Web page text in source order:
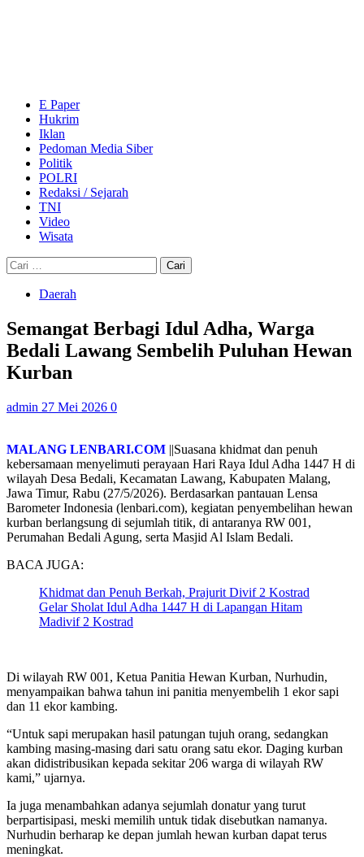
E Paper
Hukrim
Iklan
Pedoman Media Siber
Politik
POLRI
Redaksi / Sejarah
TNI
Video
Wisata
Cari
untuk:
Daerah
Semangat Berbagi Idul Adha, Warga
Bedali Lawang Sembelih Puluhan Hewan
Kurban
admin 27 Mei 2026 0
MALANG LENBARI.COM ||Suasana khidmat dan penuh
kebersamaan menyelimuti perayaan Hari Raya Idul Adha 1447 H di
wilayah Desa Bedali, Kecamatan Lawang, Kabupaten Malang,
Jawa Timur, Rabu (27/5/2026). Berdasarkan pantauan Lensa
Barometer Indonesia (lenbari.com), kegiatan penyembelihan hewan
kurban berlangsung di sejumlah titik, di antaranya RW 001,
Perumahan Bedali Agung, serta Masjid Al Islam Bedali.
BACA JUGA:
Khidmat dan Penuh Berkah, Prajurit Divif 2 Kostrad
Gelar Sholat Idul Adha 1447 H di Lapangan Hitam
Madivif 2 Kostrad
Di wilayah RW 001, Ketua Panitia Hewan Kurban, Nurhudin,
menyampaikan bahwa tahun ini panitia menyembelih 1 ekor sapi
dan 11 ekor kambing.
“Untuk sapi merupakan hasil patungan tujuh orang, sedangkan
kambing masing-masing dari satu orang satu ekor. Daging kurban
akan didistribusikan kepada sekitar 206 warga di wilayah RW
kami,” ujarnya.
Ia juga menambahkan adanya sejumlah donatur yang turut
berpartisipasi, meski memilih untuk tidak disebutkan namanya.
Nurhudin berharap ke depan jumlah hewan kurban dapat terus
meningkat.